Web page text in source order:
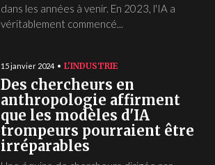
dans les années à venir. En 2023, l'IA a
véritablement commencé...
15 janvier 2024 L'INDUSTRIE
Des chercheurs en
anthropologie affirment
que les modèles d'IA
trompeurs pourraient être
irréparables